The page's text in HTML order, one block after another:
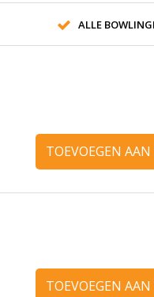
ALLE
TOEVOEGEN
TOEVOEGEN